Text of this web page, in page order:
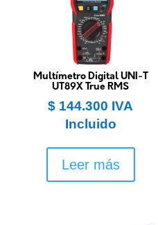
Multímetro Digital UNI-T
UT89X True RMS
$ 144.300 IVA
Incluido
Leer más